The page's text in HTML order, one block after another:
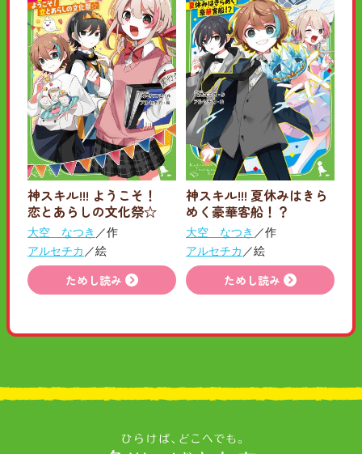
神スキル!!! ようこそ！
恋とあらしの文化祭☆
大空 なつき ／作
アルセチカ ／絵
ためし読み
神スキル!!! 夏休みはきら
めく豪華客船！？
大空 なつき ／作
アルセチカ ／絵
ためし読み